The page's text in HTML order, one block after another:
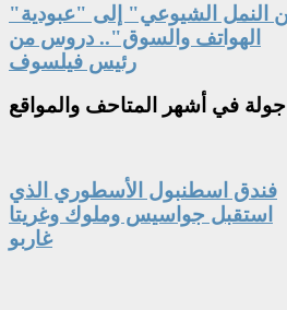
"من النمل الشيوعي" إلى "عبودية
الهواتف والسوق".. دروس من
رئيس فيلسوف
جولة في أشهر المتاحف والمواقع
فندق اسطنبول الأسطوري الذي
استقبل جواسيس وملوك وغريتا
غاربو